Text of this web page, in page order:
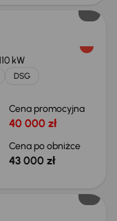
kW
DSG
Cena promocyjna
40 000 zł
Cena po obniżce
43 000 zł